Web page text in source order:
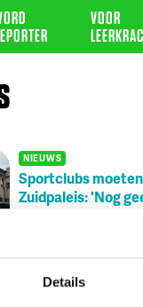
Details
VOOR
NIEUWS
Sportclubs
Zuidpaleis: 'Nog
Ket